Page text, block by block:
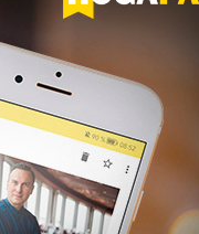
Hightech-
eröffnet das für